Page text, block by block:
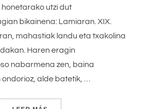
utzi dut
bikainena: Lamiaran. XIX.
mahastiak landu eta txakolina
Haren eragin
nabarmena zen, baina
alde batetik, …